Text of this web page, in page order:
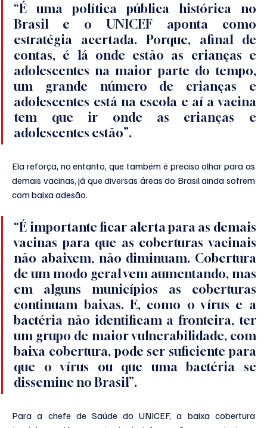
“É uma política pública histórica no
Brasil e o UNICEF aponta como
estratégia acertada. Porque, afinal de
contas, é lá onde estão as crianças e
adolescentes na maior parte do tempo,
um grande número de crianças e
adolescentes está na escola e aí a vacina
tem que ir onde as crianças e
adolescentes estão”.
Ela reforça, no entanto, que também é preciso olhar para as
demais vacinas, já que diversas áreas do Brasil ainda sofrem
com baixa adesão.
“É importante ficar alerta para as demais
vacinas para que as coberturas vacinais
não abaixem, não diminuam. Cobertura
de um modo geral vem aumentando, mas
em alguns municípios as coberturas
continuam baixas. E, como o vírus e a
bactéria não identificam a fronteira, ter
um grupo de maior vulnerabilidade, com
baixa cobertura, pode ser suficiente para
que o vírus ou que uma bactéria se
dissemine no Brasil”.
Para a chefe de Saúde do UNICEF, a baixa cobertura